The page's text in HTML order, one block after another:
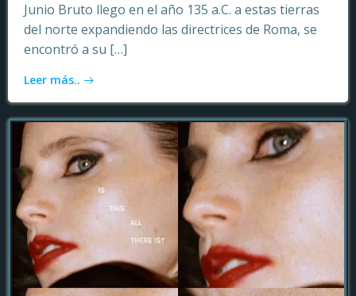
Junio Bruto llego en el año 135 a.C. a estas tierras
del norte expandiendo las directrices de Roma, se
encontró a su […]
Leer más..